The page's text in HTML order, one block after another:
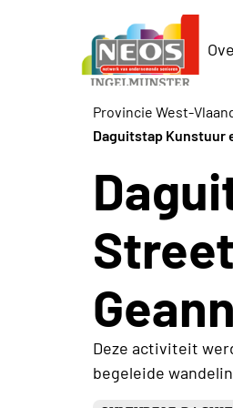
Provincie West-
Daguitstap Kunstuur
Deze activiteit
begeleide